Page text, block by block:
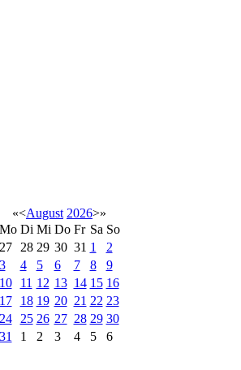
«<August 2026>»
Mo Di Mi Do Fr Sa So
27
28 29 30 31 1
2
3
4 5 6 7 8
9
10
11 12 13 14 15 16
17
18 19 20 21 22 23
24
25 26 27 28 29 30
31
1 2 3 4 5 6